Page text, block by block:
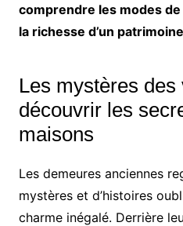
comprendre les modes
la richesse d’un
Les mystères
découvrir les
maisons
Les demeures anciennes
mystères et d’histoires
charme inégalé. Derrière